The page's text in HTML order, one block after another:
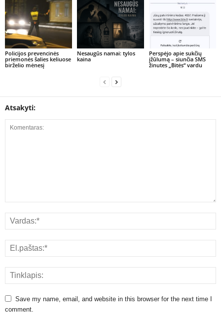
Policijos prevencinės
priemonės šalies keliuose
birželio mėnesį
Nesaugūs namai: tylos
kaina
Perspėjo apie sukčių
įžūlumą – siunčia SMS
žinutes „Bitės“ vardu
Atsakyti:
Save my name, email, and website in this browser for the next time I
comment.